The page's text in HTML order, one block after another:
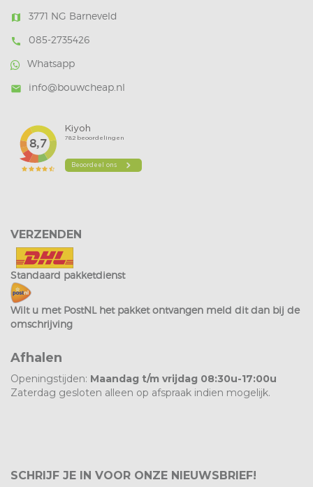
map 3771 NG Barneveld
call
085-2735426
Whatsapp
mail info@bouwcheap.nl
VERZENDEN
Standaard pakketdienst
Wilt u met PostNL het pakket ontvangen meld dit dan bij de
omschrijving
Afhalen
Openingstijden: Maandag t/m vrijdag 08:30u-17:00u
Zaterdag gesloten alleen op afspraak indien mogelijk.
SCHRIJF JE IN VOOR ONZE NIEUWSBRIEF!